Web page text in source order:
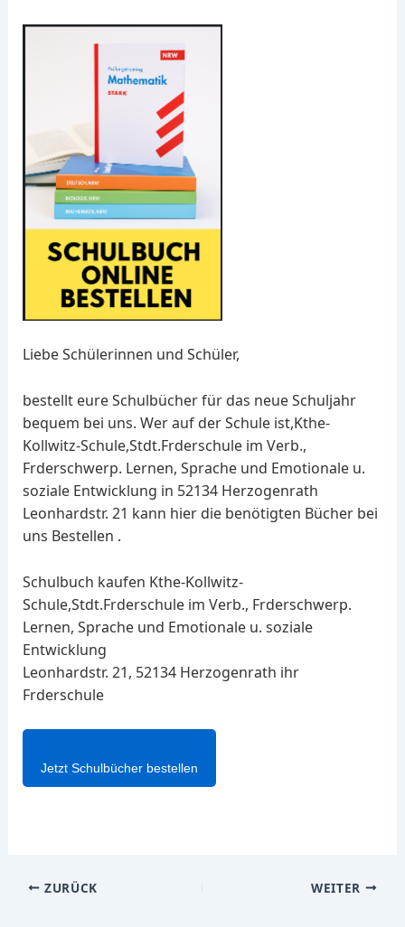
Liebe Schülerinnen und Schüler,
bestellt eure Schulbücher für das neue Schuljahr
bequem bei uns. Wer auf der Schule ist,Kthe-
Kollwitz-Schule,Stdt.Frderschule im Verb.,
Frderschwerp. Lernen, Sprache und Emotionale u.
soziale Entwicklung in 52134 Herzogenrath
Leonhardstr. 21 kann hier die benötigten Bücher bei
uns Bestellen .
Schulbuch kaufen Kthe-Kollwitz-
Schule,Stdt.Frderschule im Verb., Frderschwerp.
Lernen, Sprache und Emotionale u. soziale
Entwicklung
Leonhardstr. 21, 52134 Herzogenrath ihr
Frderschule
Jetzt Schulbücher bestellen
ZURÜCK WEITER